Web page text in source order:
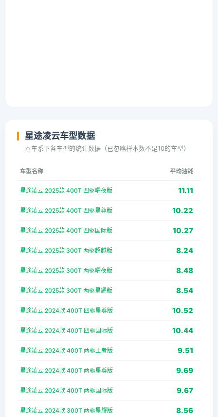
星途凌云车型数据
本车系下各车型的统计数据（已忽略样本数不足10的车型）
车型名称 平均油耗
星途凌云 2025款 400T 四驱曜夜版 11.11
星途凌云 2025款 400T 四驱星尊版 10.22
星途凌云 2025款 400T 四驱国际版 10.27
星途凌云 2025款 300T 两驱超越版 8.24
星途凌云 2025款 300T 两驱曜夜版 8.48
星途凌云 2025款 300T 两驱星耀版 8.54
星途凌云 2024款 400T 四驱星尊版 10.52
星途凌云 2024款 400T 四驱国际版 10.44
星途凌云 2024款 400T 两驱王者版 9.51
星途凌云 2024款 400T 两驱星尊版 9.69
星途凌云 2024款 400T 两驱国际版 9.67
星途凌云 2024款 300T 两驱星耀版 8.56